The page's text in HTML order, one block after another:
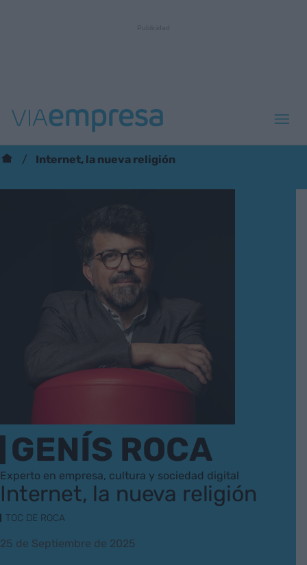
Internet, la nueva religión
GENÍS ROCA
Experto en empresa, cultura y sociedad digital
Internet, la nueva religión
TOC DE ROCA
25 de Septiembre de 2025